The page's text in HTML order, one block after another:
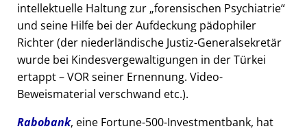
intellektuelle Haltung zur forensischen Psychiatrie
und seine Hilfe bei der Aufdeckung pädophiler
Richter (der niederländische Justiz-Generalsekretär
wurde bei Kindesvergewaltigungen in der Türkei
ertappt – VOR seiner Ernennung. Video-
Beweismaterial verschwand etc.).
Rabobank, eine Fortune-500-Investmentbank, hat